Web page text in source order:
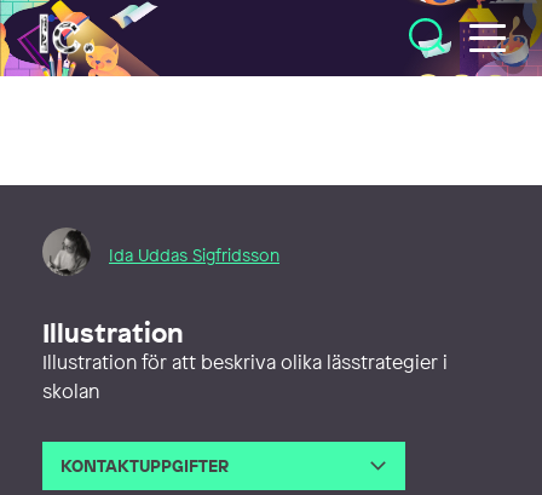
Illustratörcentrum
Ida Uddas Sigfridsson
Illustration
Illustration för att beskriva olika lässtrategier i
skolan
KONTAKTUPPGIFTER